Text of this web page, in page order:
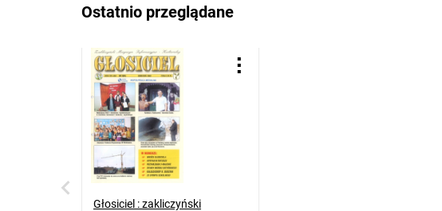
Ostatnio przeglądane
Głosiciel : zakliczyński